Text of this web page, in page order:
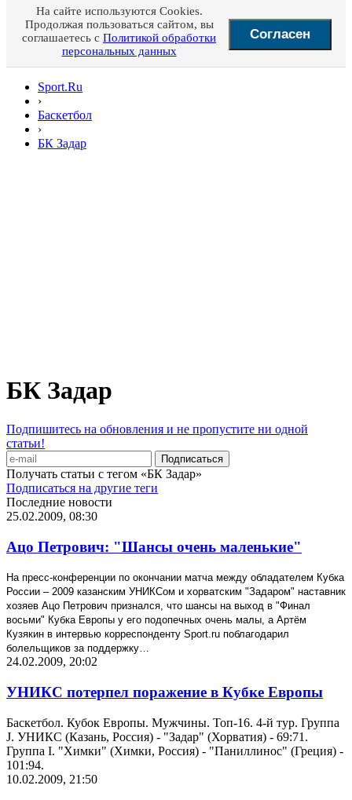
На сайте используются Cookies.
Продолжая пользоваться сайтом, вы
соглашаетесь с Политикой обработки
персональных данных
Согласен
Sport.Ru
›
Баскетбол
›
БК Задар
БК Задар
Подпишитесь на обновления и не пропустите ни одной
статьи!
Получать статьи с тегом «БК Задар»
Подписаться на другие теги
Последние новости
25.02.2009, 08:30
Ацо Петрович: "Шансы очень маленькие"
На пресс-конференции по окончании матча между обладателем Кубка
России – 2009 казанским УНИКСом и хорватским "Задаром" наставник
хозяев Ацо Петрович признался, что шансы на выход в "Финал
восьми" Кубка Европы у его подопечных очень малы, а Артём
Кузякин в интервью корреспонденту Sport.ru поблагодарил
болельщиков за поддержку…
24.02.2009, 20:02
УНИКС потерпел поражение в Кубке Европы
Баскетбол. Кубок Европы. Мужчины. Топ-16. 4-й тур. Группа
J. УНИКС (Казань, Россия) - "Задар" (Хорватия) - 69:71.
Группа I. "Химки" (Химки, Россия) - "Паниллинос" (Греция) -
101:94.
10.02.2009, 21:50